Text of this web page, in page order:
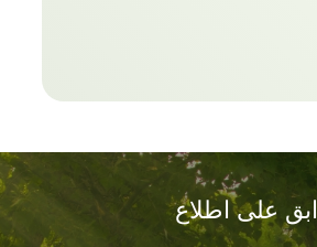
ابق على اطلاع